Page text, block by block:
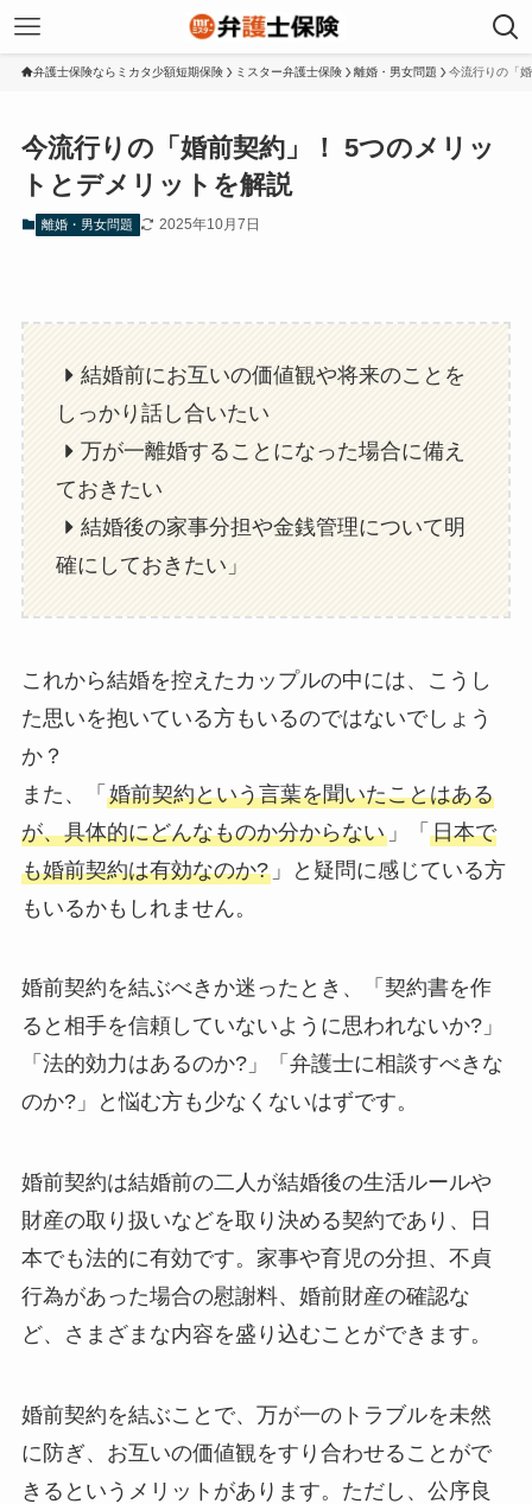
弁護士保険ならミカタ少額短期保険 ミスター弁護士保険 離婚・男女問題 今流行りの「
今流行りの「婚前契約」！ 5つのメリッ
トとデメリットを解説
離婚・男女問題 2025年10月7日
結婚前にお互いの価値観や将来のことを
しっかり話し合いたい
万が一離婚することになった場合に備え
ておきたい
結婚後の家事分担や金銭管理について明
確にしておきたい」
これから結婚を控えたカップルの中には、こうし
た思いを抱いている方もいるのではないでしょう
か？
また、「 婚前契約という言葉を聞いたことはある
が、具体的にどんなものか分からない」「 日本で
も婚前契約は有効なのか?」と疑問に感じている方
もいるかもしれません。
婚前契約を結ぶべきか迷ったとき、「契約書を作
ると相手を信頼していないように思われないか?」
「法的効力はあるのか?」「弁護士に相談すべきな
のか?」と悩む方も少なくないはずです。
婚前契約は結婚前の二人が結婚後の生活ルールや
財産の取り扱いなどを取り決める契約であり、日
本でも法的に有効です。家事や育児の分担、不貞
行為があった場合の慰謝料、婚前財産の確認な
ど、さまざまな内容を盛り込むことができます。
婚前契約を結ぶことで、万が一のトラブルを未然
に防ぎ、お互いの価値観をすり合わせることがで
きるというメリットがあります。ただし、公序良